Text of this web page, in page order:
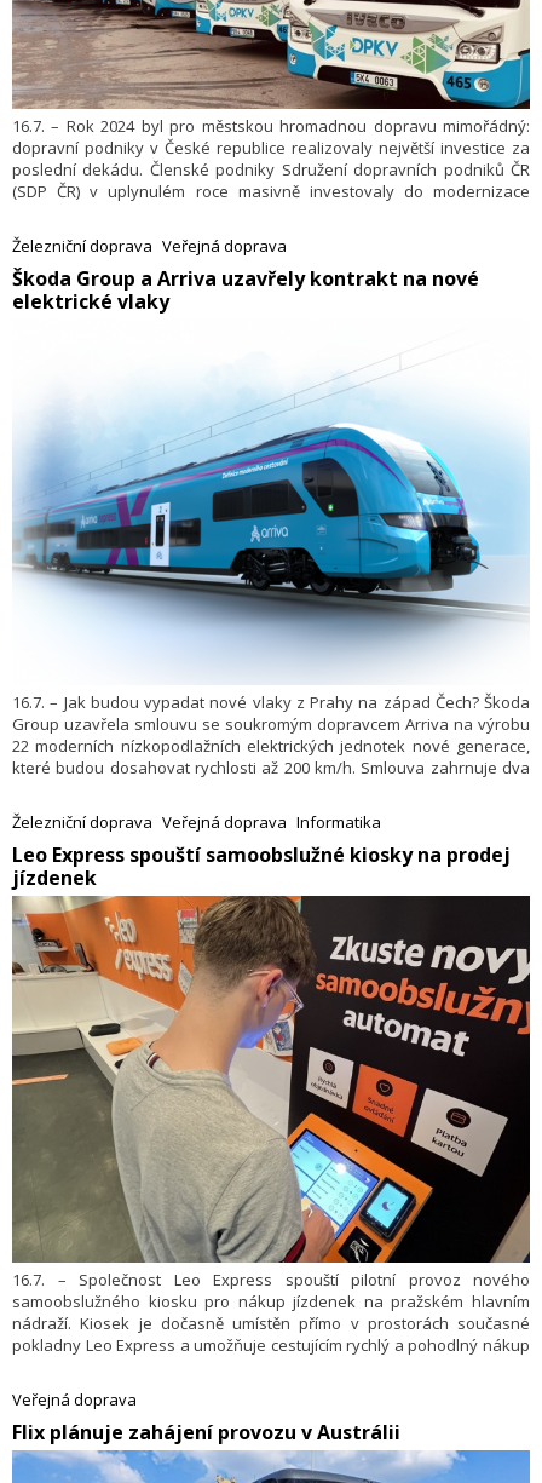
16.7. – Rok 2024 byl pro městskou hromadnou dopravu mimořádný:
dopravní podniky v České republice realizovaly největší investice za
poslední dekádu. Členské podniky Sdružení dopravních podniků ČR
(SDP ČR) v uplynulém roce masivně investovaly do modernizace
ukazují data ze Statistické ročenky SDP ČR, nejvýraznější posun nastal
v oblasti bezemisní mobility, rozvoje elektroinfras­truktury a zvyšování
kvality přepravních služeb pro cestující. Celkově dopravní podniky na
obnovu svých vozových parků vynaložily prostředky v objemu více
Železniční doprava Veřejná doprava
​Škoda Group a Arriva uzavřely kontrakt na nové
elektrické vlaky
16.7. – Jak budou vypadat nové vlaky z Prahy na západ Čech? Škoda
Group uzavřela smlouvu se soukromým dopravcem Arriva na výrobu
22 moderních nízkopodlažních elektrických jednotek nové generace,
které budou dosahovat rychlosti až 200 km/h. Smlouva zahrnuje dva
hodnotě přesahující 7 miliard Kč. Součástí smlouvy je také opce na
nákup dalších vozidel. Dopravce plánuje nasazení těchto jednotek na
linkách Ex6 (Praha–Plzeň–Cheb) a R16 (Praha–Beroun–Plzeň–Klatovy /
Železná Ruda) v západních Čechách od prosince 2028.
Železniční doprava Veřejná doprava Informatika
​Leo Express spouští samoobslužné kiosky na prodej
jízdenek
16.7. – Společnost Leo Express spouští pilotní provoz nového
samoobslužného kiosku pro nákup jízdenek na pražském hlavním
nádraží. Kiosek je dočasně umístěn přímo v prostorách současné
pokladny Leo Express a umožňuje cestujícím rychlý a pohodlný nákup
Veřejná doprava
​Flix plánuje zahájení provozu v Austrálii